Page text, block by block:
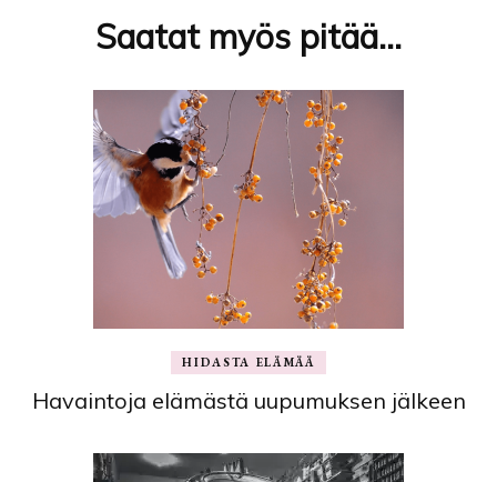
Saatat myös pitää...
HIDASTA ELÄMÄÄ
Havaintoja elämästä uupumuksen jälkeen